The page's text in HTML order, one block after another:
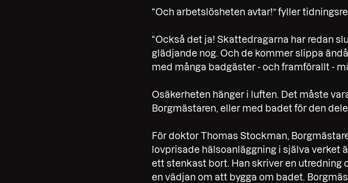
“Och arbetslösheten avtar!” fyller
“Också det ja! Skattedragarna har redan
glädjande nog. Och de kommer slippa
med många badgäster - och framförallt -
Osäkerheten hänger i luften. Det måste
Borgmästaren, eller med badet för den
För doktor Thomas Stockman,
lovprisade hälsoanläggning i själva verket
ett stenkast bort. Han skriver en utredning
en vädjan om att bygga om badet.